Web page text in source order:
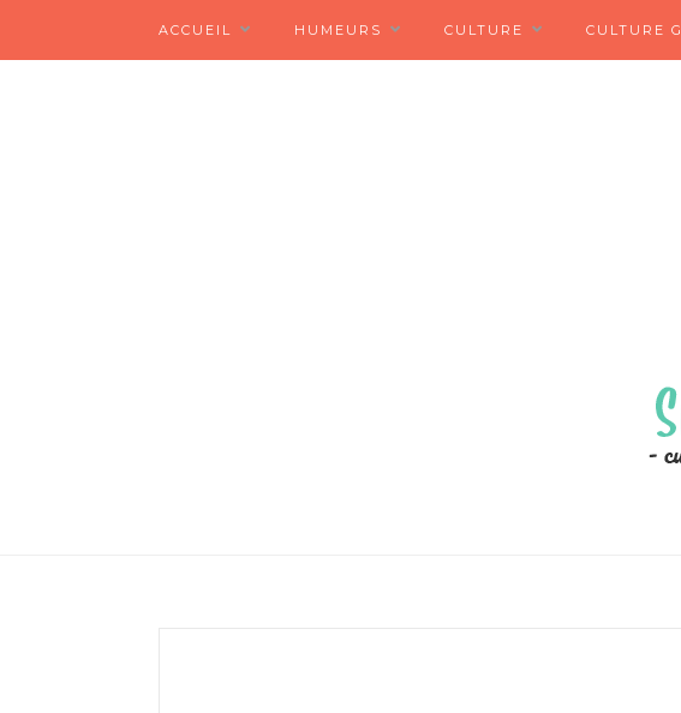
ACCUEIL HUMEURS CULTURE CULTURE G